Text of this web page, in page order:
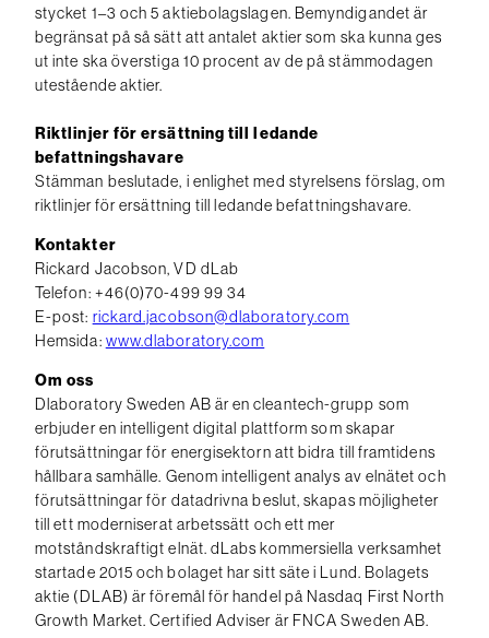
stycket 1–3 och 5 aktiebolagslagen. Bemyndigandet är
begränsat på så sätt att antalet aktier som ska kunna ges
ut inte ska överstiga 10 procent av de på stämmodagen
utestående aktier.
Riktlinjer för ersättning till ledande
befattningshavare
Stämman beslutade, i enlighet med styrelsens förslag, om
riktlinjer för ersättning till ledande befattningshavare.
Kontakter
Rickard Jacobson, VD dLab
Telefon: +46(0)70-499 99 34
E-post: rickard.jacobson@dlaboratory.com
Hemsida: www.dlaboratory.com
Om oss
Dlaboratory Sweden AB är en cleantech-grupp som
erbjuder en intelligent digital plattform som skapar
förutsättningar för energisektorn att bidra till framtidens
hållbara samhälle. Genom intelligent analys av elnätet och
förutsättningar för datadrivna beslut, skapas möjligheter
till ett moderniserat arbetssätt och ett mer
motståndskraftigt elnät. dLabs kommersiella verksamhet
startade 2015 och bolaget har sitt säte i Lund. Bolagets
aktie (DLAB) är föremål för handel på Nasdaq First North
Growth Market. Certified Adviser är FNCA Sweden AB.